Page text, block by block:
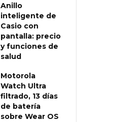
Anillo
inteligente de
Casio con
pantalla: precio
y funciones de
salud
Motorola
Watch Ultra
filtrado, 13 días
de batería
sobre Wear OS